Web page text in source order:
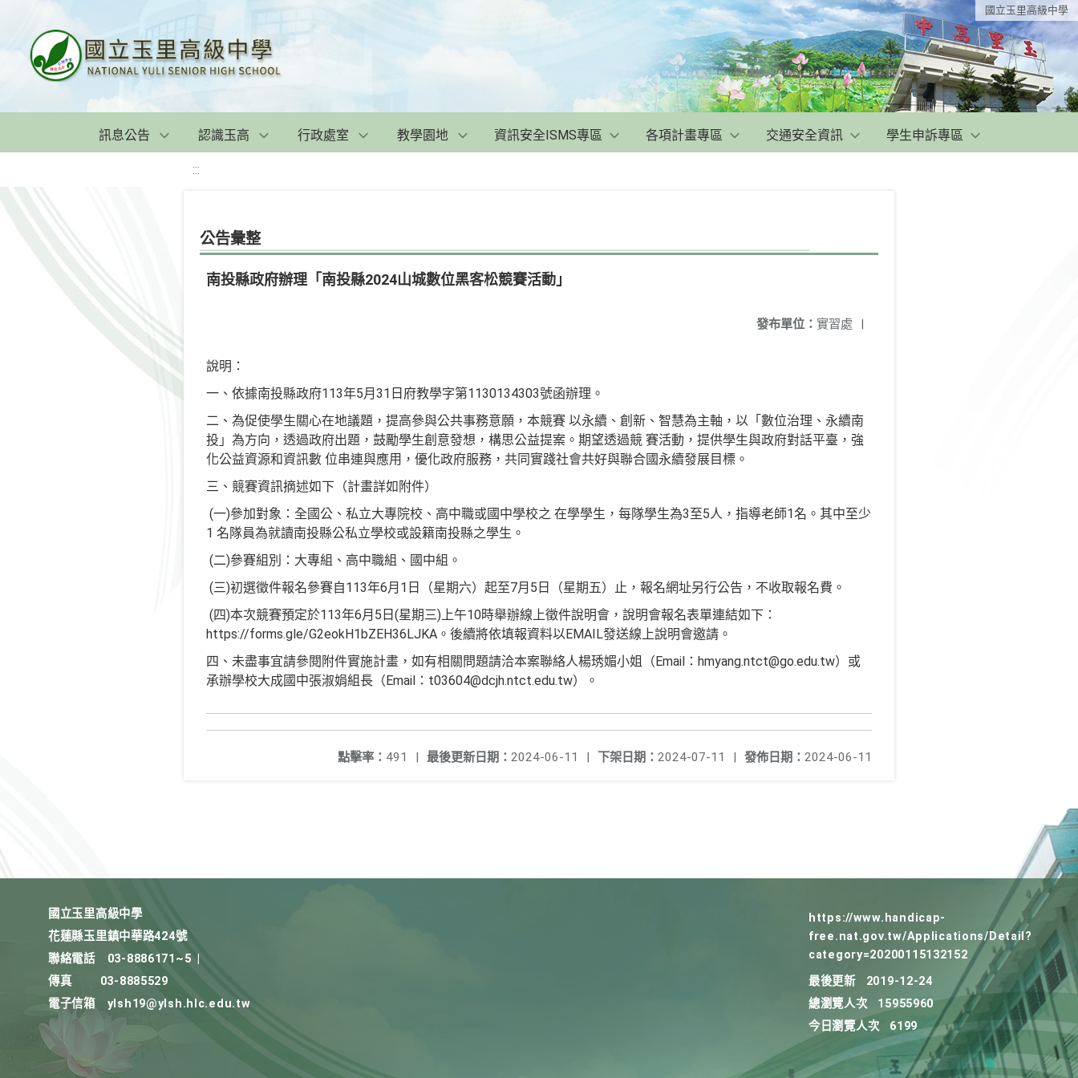
國立玉里高級中學
訊息公告 認識玉高 行政處室 教學園地 資訊安全ISMS專區 各項計畫專區 交通安全資訊 學生申訴專區
:::
公告彙整
南投縣政府辦理「南投縣2024山城數位黑客松競賽活動」
發布單位： 實習處 |
說明：
一、依據南投縣政府113年5月31日府教學字第1130134303號函辦理。
二、為促使學生關心在地議題，提高參與公共事務意願，本競賽 以永續、創新、智慧為主軸，以「數位治理、永續南
投」為方向，透過政府出題，鼓勵學生創意發想，構思公益提案。期望透過競 賽活動，提供學生與政府對話平臺，強
化公益資源和資訊數 位串連與應用，優化政府服務，共同實踐社會共好與聯合國永續發展目標。
三、競賽資訊摘述如下（計畫詳如附件）
(一)參加對象：全國公、私立大專院校、高中職或國中學校之 在學學生，每隊學生為3至5人，指導老師1名。其中至少
1 名隊員為就讀南投縣公私立學校或設籍南投縣之學生。
(二)參賽組別：大專組、高中職組、國中組。
(三)初選徵件報名參賽自113年6月1日（星期六）起至7月5日（星期五）止，報名網址另行公告，不收取報名費。
(四)本次競賽預定於113年6月5日(星期三)上午10時舉辦線上徵件說明會，說明會報名表單連結如下：
https://forms.gle/G2eokH1bZEH36LJKA。後續將依填報資料以EMAIL發送線上說明會邀請。
四、未盡事宜請參閱附件實施計畫，如有相關問題請洽本案聯絡人楊琇媚小姐（Email：hmyang.ntct@go.edu.tw）或
承辦學校大成國中張淑娟組長（Email：t03604@dcjh.ntct.edu.tw）。
發佈日期： 2024-06-11
下架日期： 2024-07-11 |
最後更新日期： 2024-06-11 |
點擊率： 491 |
國立玉里高級中學
花蓮縣玉里鎮中華路424號
聯絡電話
03-8886171~5
傳真
03-8885529
電子信箱
ylsh19@ylsh.hlc.edu.tw
https://www.handicap-
free.nat.gov.tw/Applications/Detail?
category=20200115132152
最後更新
2019-12-24
總瀏覽人次
15955960
今日瀏覽人次
6199